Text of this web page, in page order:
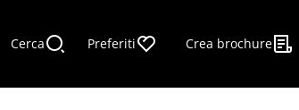
Cerca Preferiti Crea brochure